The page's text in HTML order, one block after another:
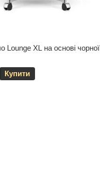
Lounge XL на основі чорної
Купити